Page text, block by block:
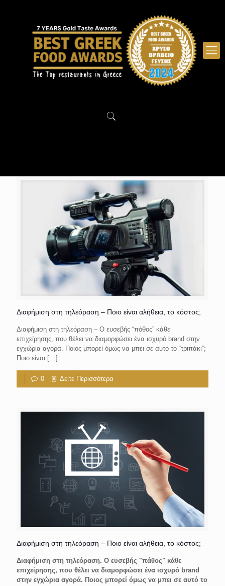
Διαφήμιση στη τηλεόραση – Ποιο είναι αλήθεια, το κόστος;
Διαφήμιση στη τηλεόραση – Ο ευσεβής “πόθος” κάθε
επιχείρησης, που θέλει να διαμορφώσει ένα ισχυρό brand στην
εγχώρια αγορά. Ποιος μπορεί όμως να μπει σε αυτό το “τριπάκι”;
Ποιο είναι […]
0 Δείτε Περισσότερα
Διαφήμιση στη τηλεόραση – Ποιο είναι αλήθεια, το κόστος;
Διαφήμιση στη τηλεόραση. Ο ευσεβής "πάθος" κάθε
επιχείρησης, που θέλει να διαμορφώσει ένα ισχυρό brand
στην εγχώρια αγορά. Ποιος μπορεί όμως να μπει σε αυτό το